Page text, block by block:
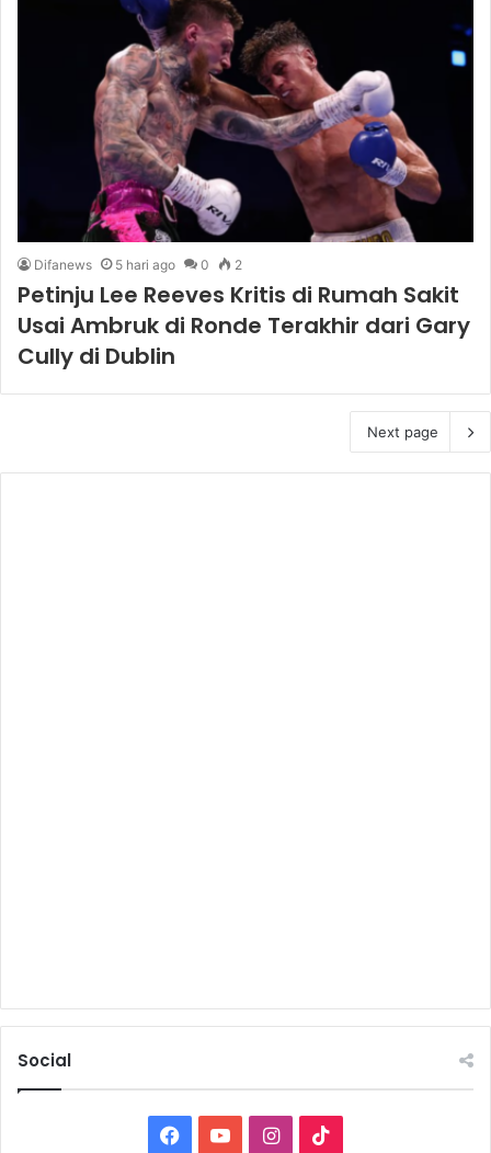
Difanews 5 hari ago 0 2
Petinju Lee Reeves Kritis di Rumah Sakit
Usai Ambruk di Ronde Terakhir dari Gary
Cully di Dublin
Next page
Social
Facebook
YouTubeInstagram